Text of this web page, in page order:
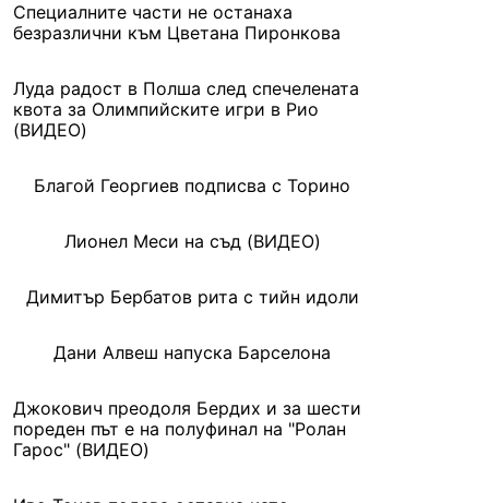
Специалните части не останаха
безразлични към Цветана Пиронкова
Луда радост в Полша след спечелената
квота за Олимпийските игри в Рио
(ВИДЕО)
Благой Георгиев подписва с Торино
Лионел Меси на съд (ВИДЕО)
Димитър Бербатов рита с тийн идоли
Дани Алвеш напуска Барселона
Джокович преодоля Бердих и за шести
пореден път е на полуфинал на "Ролан
Гарос" (ВИДЕО)